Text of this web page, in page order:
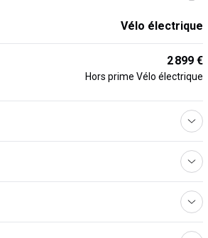
Vélo électrique
2 899 €
Hors prime Vélo électrique